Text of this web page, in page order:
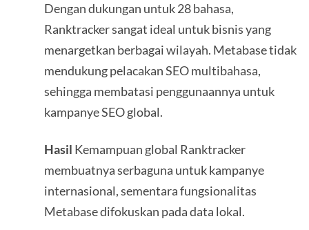
Dengan dukungan untuk 28 bahasa,
Ranktracker sangat ideal untuk bisnis yang
menargetkan berbagai wilayah. Metabase tidak
mendukung pelacakan SEO multibahasa,
sehingga membatasi penggunaannya untuk
kampanye SEO global.
Hasil Kemampuan global Ranktracker
membuatnya serbaguna untuk kampanye
internasional, sementara fungsionalitas
Metabase difokuskan pada data lokal.